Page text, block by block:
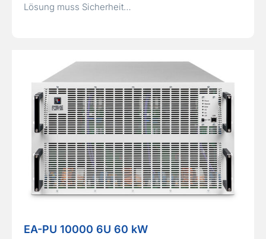
Lösung muss Sicherheit…
EA-PU 10000 6U 60 kW